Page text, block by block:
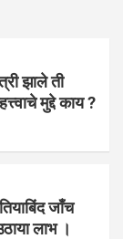
झाले ती
मुद्दे काय ?
जाँच
लाभ ।